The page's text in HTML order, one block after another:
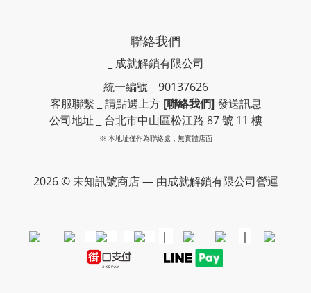
聯絡我們
_ 成就解鎖有限公司
統一編號 _ 90137626
客服聯繫 _ 請點選上方 [聯絡我們]發送訊息
公司地址 _ 台北市中山區松江路 87 號 11 樓
※ 本地址僅作為聯絡處，無實體店面
2026 © 未知訊號商店 — 由成就解鎖有限公司營運
｜ ｜